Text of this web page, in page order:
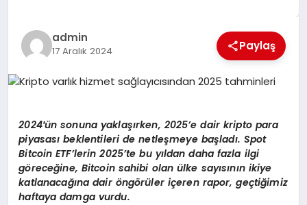
DÜNYA
EĞITIM
SIYASET
admin
17 Aralık 2024 Paylaş
2024′ün sonuna yaklaşırken, 2025’e dair kripto para
piyasası beklentileri de netleşmeye başladı. Spot
Bitcoin ETF’lerin 2025’te bu yıldan daha fazla ilgi
göreceğine, Bitcoin sahibi olan ülke sayısının ikiye
katlanacağına dair öngörüler içeren rapor, geçtiğimiz
haftaya damga vurdu.